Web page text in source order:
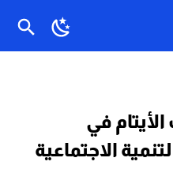
في
الاجتماعية